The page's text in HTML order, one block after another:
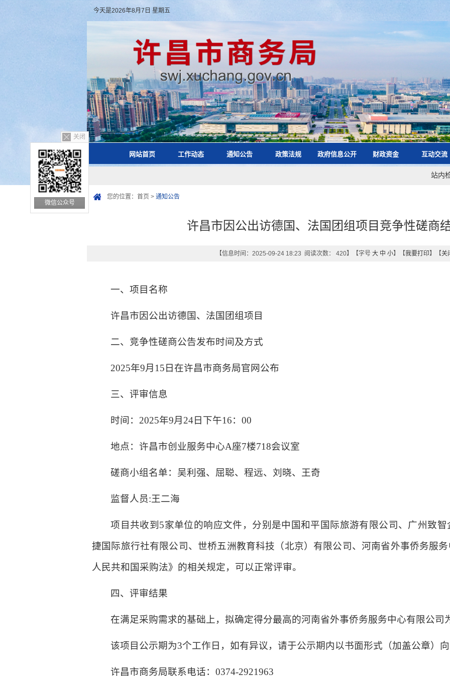
今天是2026年8月7日 星期五
网站首页 工作动态 通知公告 政策法规 政府信息公开 财政资金 互动交流
站内
关闭
微信公众号
您的位置： 首页 > 通知公告
许昌市因公出访德国、法国团组项目竞争性磋商
【信息时间：2025-09-24 18:23 阅读次数： 420】【字号 大 中 小】【我要打印】【关
一、项目名称
许昌市因公出访德国、法国团组项目
二、竞争性磋商公告发布时间及方式
2025年9月15日在许昌市商务局官网公布
三、评审信息
时间：2025年9月24日下午16：00
地点：许昌市创业服务中心A座7楼718会议室
磋商小组名单：吴利强、屈聪、程远、刘晓、王奇
监督人员:王二海
项目共收到5家单位的响应文件，分别是中国和平国际旅游有限公司、广州致
捷国际旅行社有限公司、世桥五洲教育科技（北京）有限公司、河南省外事侨务服
人民共和国采购法》的相关规定，可以正常评审。
四、评审结果
在满足采购需求的基础上，拟确定得分最高的河南省外事侨务服务中心有限公司
该项目公示期为3个工作日，如有异议，请于公示期内以书面形式（加盖公章）向
许昌市商务局联系电话：0374-2921963